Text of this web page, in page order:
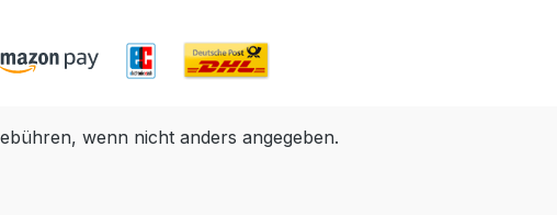
wenn nicht anders angegeben.